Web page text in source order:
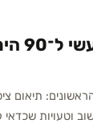
מנהל חדש:
חדש ב־90 הימים
וטעויות שכדאי